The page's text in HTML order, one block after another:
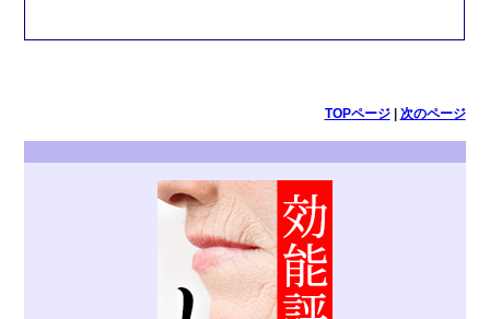
TOPページ| 次のページ